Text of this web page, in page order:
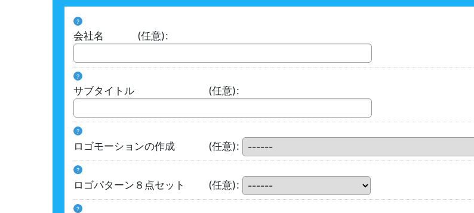
?
会社名 (任意):
?
サブタイトル (任意):
?
ロゴモーションの作成 (任意):
?
ロゴパターン８点セット (任意):
?